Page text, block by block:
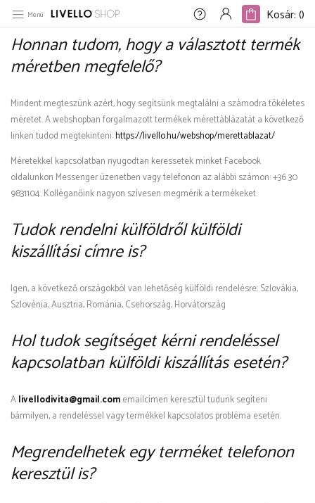
Kosár: ()
Menü Kosár: ()
Home / Gyakran felmerülő kérdések
Honnan tudom, hogy a választott termék
méretben megfelelő?
Mindent megteszünk azért, hogy segítsünk megtalálni a számodra tökéletes
méretet. A webshopban forgalmazott termékek mérettáblázatát a következő
linken tudod megtekinteni:https://livello.hu/webshop/merettablazat/
Méretekkel kapcsolatban nyugodtan keressetek minket Facebook
oldalunkon Messenger üzenetben vagy telefonon az alábbi számon: +36 30
9831104. Kolléganőink nagyon szívesen megmérik a termékeket.
Tudok rendelni külföldről külföldi
kiszállítási címre is?
Igen, a következő országokból van lehetőség külföldi rendelésre: Szlovákia,
Szlovénia, Ausztria, Románia, Csehország, Horvátország
Hol tudok segítséget kérni rendeléssel
kapcsolatban külföldi kiszállítás esetén?
Alivellodivita@gmail.comemailcímen keresztül tudunk segíteni
bármilyen, a rendeléssel vagy termékkel kapcsolatos probléma esetén.
Megrendelhetek egy terméket telefonon
keresztül is?